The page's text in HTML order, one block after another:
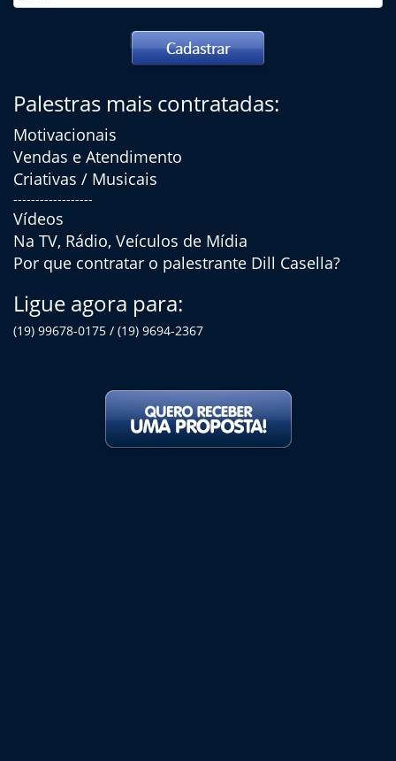
Palestras mais contratadas:
Motivacionais
Vendas e Atendimento
Criativas / Musicais
------------------
Vídeos
Na TV, Rádio, Veículos de Mídia
Por que contratar o palestrante Dill Casella?
Ligue agora para:
(19) 99678-0175 / (19) 9694-2367